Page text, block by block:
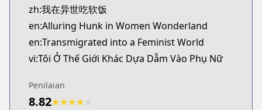
zh:我在异世吃软饭
en:Alluring Hunk in Women Wonderland
en:Transmigrated into a Feminist World
vi:Tôi Ở Thế Giới Khác Dựa Dẫm Vào Phụ Nữ
Penilaian
8.82★★★★